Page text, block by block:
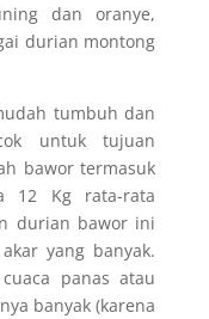
dan oranye,
durian montong
tumbuh dan
untuk tujuan
bawor termasuk
12 Kg rata-rata
durian bawor ini
yang banyak.
panas atau
banyak (karena